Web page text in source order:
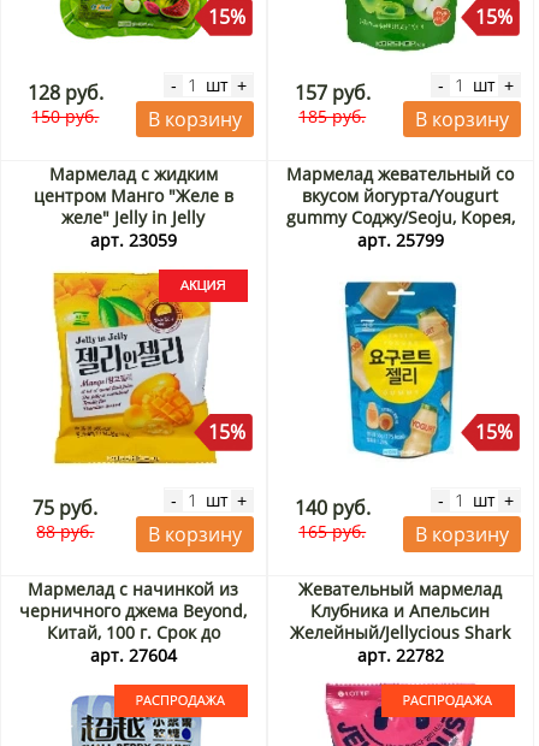
15%
128 руб.
150 руб.
- шт +
В корзину
15%
157 руб.
185 руб.
- шт +
В корзину
Мармелад с жидким
центром Манго "Желе в
желе" Jelly in Jelly
Соджу/Seoju, Корея, 26 г
арт. 23059
15%
75 руб.
88 руб.
- шт +
В корзину
Мармелад жевательный со
вкусом йогурта/Yougurt
gummy Соджу/Seoju, Корея,
50 г
арт. 25799
15%
140 руб.
165 руб.
- шт +
В корзину
Мармелад с начинкой из
черничного джема Beyond,
Китай, 100 г. Срок до
05.09.2026. Распродажа
арт. 27604
Жевательный мармелад
Клубника и Апельсин
Желейный/Jellycious Shark
Lotte, Корея, 70 г. Срок до
арт. 22782